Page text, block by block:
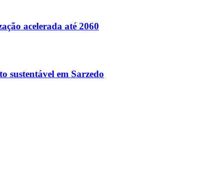
acelerada até 2060
sustentável em Sarzedo